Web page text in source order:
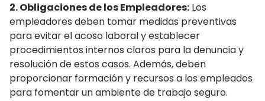
2.Obligaciones de los Empleadores: Los
empleadores deben tomar medidas preventivas
para evitar el acoso laboral y establecer
procedimientos internos claros para la denuncia y
resolución de estos casos. Además, deben
proporcionar formación y recursos a los empleados
para fomentar un ambiente de trabajo seguro.